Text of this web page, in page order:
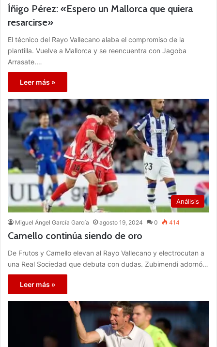
Íñigo Pérez: «Espero un Mallorca que quiera
resarcirse»
El técnico del Rayo Vallecano alaba el compromiso de la
plantilla. Vuelve a Mallorca y se reencuentra con Jagoba
Arrasate.…
Leer más »
Análisis
Miguel Ángel García García agosto 19, 2024 0 414
Camello continúa siendo de oro
De Frutos y Camello elevan al Rayo Vallecano y electrocutan a
una Real Sociedad que debuta con dudas. Zubimendi adornó…
Leer más »